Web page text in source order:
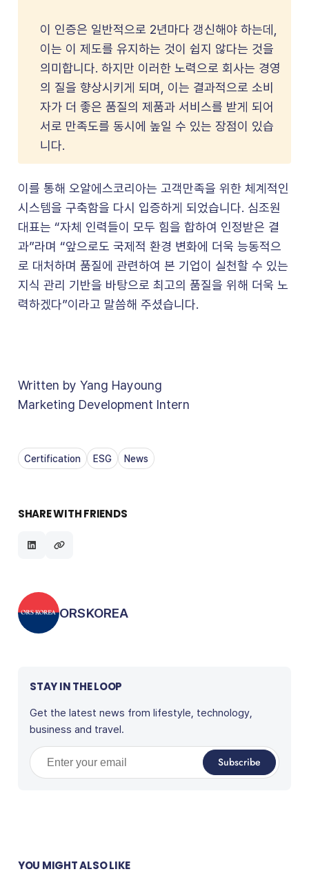
이 인증은 일반적으로 2년마다 갱신해야 하는데,
이는 이 제도를 유지하는 것이 쉽지 않다는 것을
의미합니다. 하지만 이러한 노력으로 회사는 경영
의 질을 향상시키게 되며, 이는 결과적으로 소비
자가 더 좋은 품질의 제품과 서비스를 받게 되어
서로 만족도를 동시에 높일 수 있는 장점이 있습
니다.
이를 통해 오알에스코리아는 고객만족을 위한 체계적인
시스템을 구축함을 다시 입증하게 되었습니다. 심조원
대표는 “자체 인력들이 모두 힘을 합하여 인정받은 결
과”라며 “앞으로도 국제적 환경 변화에 더욱 능동적으
로 대처하며 품질에 관련하여 본 기업이 실천할 수 있는
지식 관리 기반을 바탕으로 최고의 품질을 위해 더욱 노
력하겠다”이라고 말씀해 주셨습니다.
Written by Yang Hayoung
Marketing Development Intern
Certification ESG News
SHARE WITH FRIENDS
Posted by
ORSKOREA
STAY IN THE LOOP
Get the latest news from lifestyle, technology,
business and travel.
Enter your email Subscribe
YOU MIGHT ALSO LIKE